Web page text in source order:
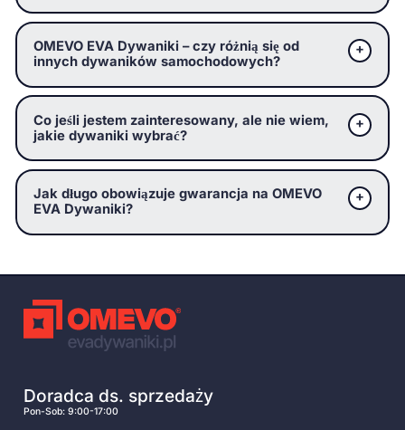
OMEVO EVA Dywaniki – czy różnią się od
innych dywaników samochodowych?
Co jeśli jestem zainteresowany, ale nie wiem,
jakie dywaniki wybrać?
Jak długo obowiązuje gwarancja na OMEVO
EVA Dywaniki?
Doradca ds. sprzedaży
Pon-Sob: 9:00-17:00